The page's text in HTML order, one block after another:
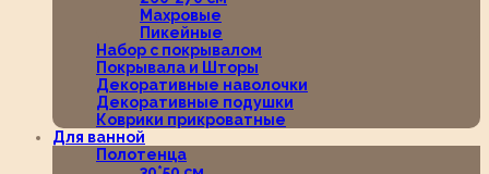
Махровые
Пикейные
Набор с покрывалом
Покрывала и Шторы
Декоративные наволочки
Декоративные подушки
Коврики прикроватные
Для ванной
Полотенца